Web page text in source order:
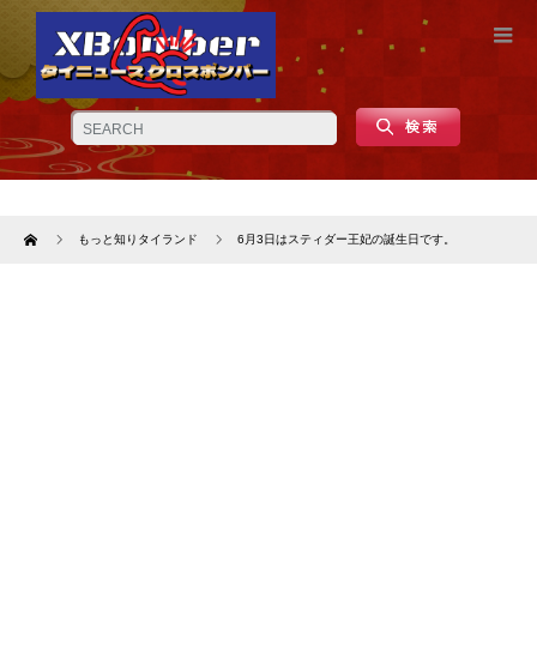
Home もっと知りタイランド 6月3日はスティダー王妃の誕生日です。